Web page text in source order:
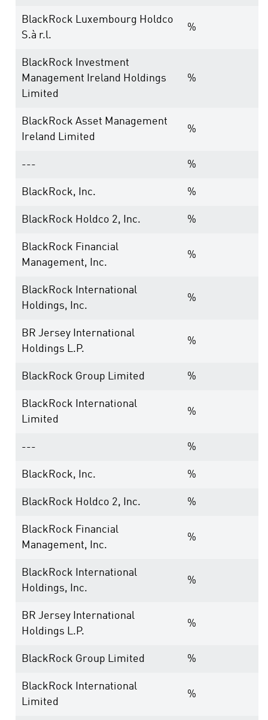
BlackRock Luxembourg Holdco
S.à r.l.
%
BlackRock Investment
Management Ireland Holdings
Limited
%
BlackRock Asset Management
Ireland Limited
%
--- %
BlackRock, Inc. %
BlackRock Holdco 2, Inc. %
BlackRock Financial
Management, Inc.
%
BlackRock International
Holdings, Inc.
%
BR Jersey International
Holdings L.P.
%
BlackRock Group Limited %
BlackRock International
Limited
%
--- %
BlackRock, Inc. %
BlackRock Holdco 2, Inc. %
BlackRock Financial
Management, Inc.
%
BlackRock International
Holdings, Inc.
%
BR Jersey International
Holdings L.P.
%
BlackRock Group Limited %
BlackRock International
Limited
%